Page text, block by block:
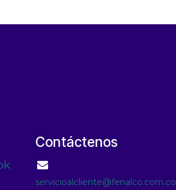
Contáctenos
servicioalcliente@fenalco.com.co